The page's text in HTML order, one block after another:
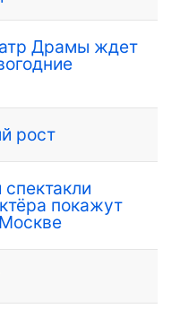
Драмы ждет
рост
покажут